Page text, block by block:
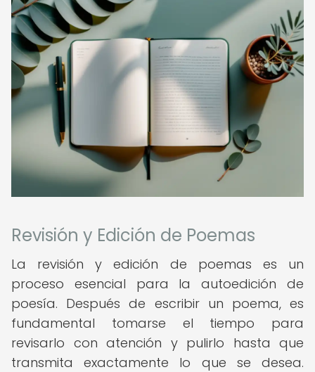
Revisión y Edición de Poemas
La revisión y edición de poemas es un
proceso esencial para la autoedición de
poesía. Después de escribir un poema, es
fundamental tomarse el tiempo para
revisarlo con atención y pulirlo hasta que
transmita exactamente lo que se desea.